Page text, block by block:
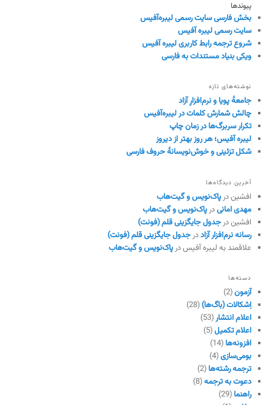
پیوندها
بخش فارسی سایت رسمی لیبره‌آفیس
سایت رسمی لیبره آفیس
شروع ترجمه رابط کاربری لیبره آفیس
ویکی بنیاد مستندات به فارسی
نوشته‌های تازه
جامعهٔ پویا و نرم‌افزارِ آزاد
چالش شمارش کلمات در لیبره‌آفیس
تکرار سربرگ‌ها در زمان چاپ
لیبره آفیس؛ هر روز بهتر از دیروز
شکل تزئینی و خوش‌نویسانهٔ حروف فارسی
آخرین دیدگاه‌ها
افشیندرپاک‌نویس و گیت‌هاب
مهدی امانیدرپاک‌نویس و گیت‌هاب
افشیندرجدول جایگزینی قلم (فونت)
رسانه نرم‌افزار آزاددرجدول جایگزینی قلم (فونت)
علاقمند به لیبره آفیسدرپاک‌نویس و گیت‌هاب
دسته‌ها
آزمون(2)
اِشکالات (باگ‌ها)(28)
اعلام انتشار(53)
اعلام تکمیل(5)
افزونه‌ها (14)
بومی‌سازی(4)
ترجمه رشته‌ها (2)
دعوت به ترجمه(8)
راهنما (29)